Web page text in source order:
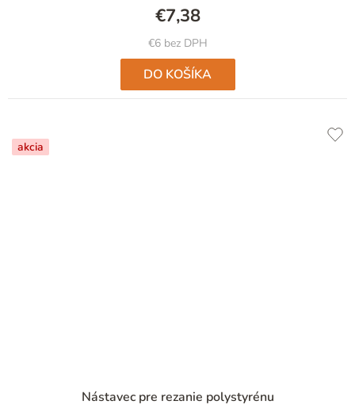
€6 bez DPH
€7,38
DO KOŠÍKA
akcia
Nástavec pre rezanie polystyrénu